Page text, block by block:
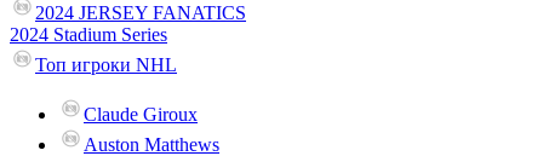
2024 JERSEY FANATICS
2024 Stadium Series
Топ игроки NHL
Claude Giroux
Auston Matthews